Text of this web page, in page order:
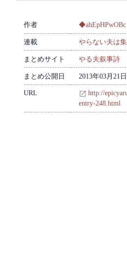
作者 ◆ahEpHPwOBc
連載 やらない夫は
まとめサイト やる夫叙事詩
まとめ公開日 2013年03月21
URL
http://
entry-248.html